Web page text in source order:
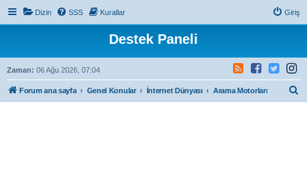
Dizin SSS Kurallar Giriş
Destek Paneli
Zaman: 06 Ağu 2026, 07:04
Forum ana sayfa Genel Konular İnternet Dünyası Arama Motorları